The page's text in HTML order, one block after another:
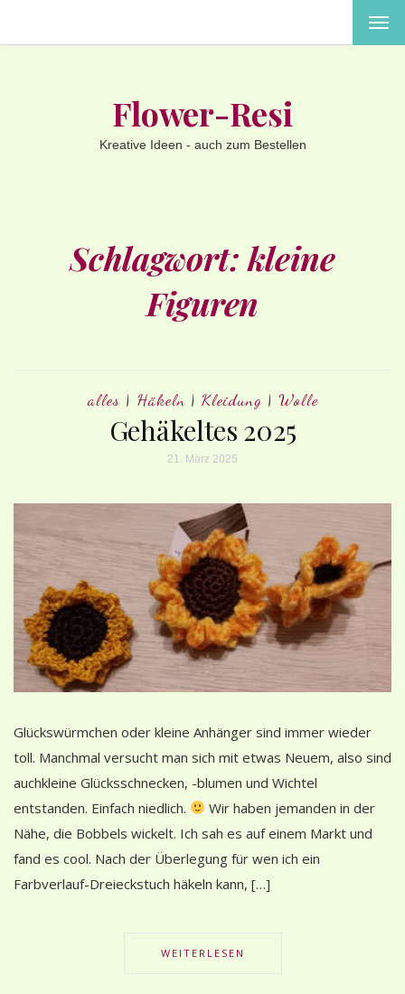
Flower-Resi
Kreative Ideen - auch zum Bestellen
Schlagwort:kleine
Figuren
alles| Häkeln| Kleidung| Wolle
Gehäkeltes 2025
21. März 2025
Glückswürmchen oder kleine Anhänger sind immer wieder
toll. Manchmal versucht man sich mit etwas Neuem, also sind
auchkleine Glücksschnecken, -blumen und Wichtel
entstanden. Einfach niedlich.
Wir haben jemanden in der
Nähe, die Bobbels wickelt. Ich sah es auf einem Markt und
fand es cool. Nach der Überlegung für wen ich ein
Farbverlauf-Dreieckstuch häkeln kann, […]
WEITERLESEN